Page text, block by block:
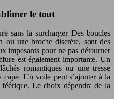
le tout
sans la surcharger. Des boucles
ou une broche discrète, sont des
imposants pour ne pas détourner
est également importante. Un
romantiques ou une tresse
cape. Un voile peut s’ajouter à la
Le choix dépendra de la